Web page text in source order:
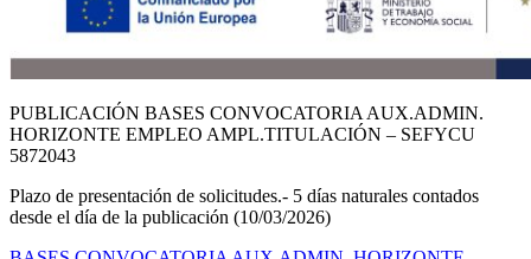
PUBLICACIÓN BASES CONVOCATORIA AUX.ADMIN.
HORIZONTE EMPLEO AMPL.TITULACIÓN – SEFYCU
5872043
Plazo de presentación de solicitudes.- 5 días naturales contados
desde el día de la publicación (10/03/2026)